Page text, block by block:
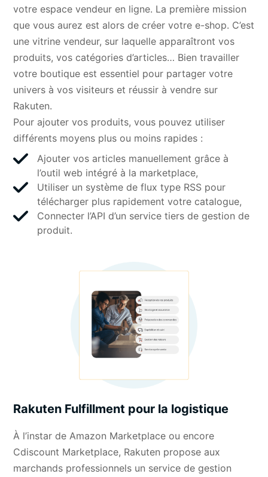
votre espace vendeur en ligne. La première mission
que vous aurez est alors de créer votre e-shop. C’est
une vitrine vendeur, sur laquelle apparaîtront vos
produits, vos catégories d’articles… Bien travailler
votre boutique est essentiel pour partager votre
univers à vos visiteurs et réussir à vendre sur
Rakuten.
Pour ajouter vos produits, vous pouvez utiliser
différents moyens plus ou moins rapides :
Ajouter vos articles manuellement grâce à
l’outil web intégré à la marketplace,
Utiliser un système de flux type RSS pour
télécharger plus rapidement votre catalogue,
Connecter l’API d’un service tiers de gestion de
produit.
Rakuten Fulfillment pour la logistique
À l’instar de Amazon Marketplace ou encore
Cdiscount Marketplace, Rakuten propose aux
marchands professionnels un service de gestion